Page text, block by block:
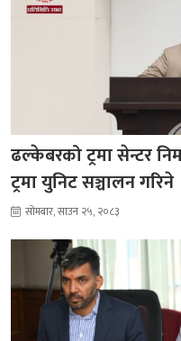
ढल्केबरको ट्रमा सेन्टर
ट्रमा युनिट सञ्चालन गरिने
सोमबार, साउन २५, २०८३